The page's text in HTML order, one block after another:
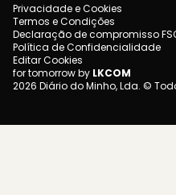
Privacidade e Cookies
Termos e Condições
Declaração de compromisso
Política de Confidencialidade
Editar Cookies
for tomorrow by LKCOM
2026 Diário do Minho, Lda. ©